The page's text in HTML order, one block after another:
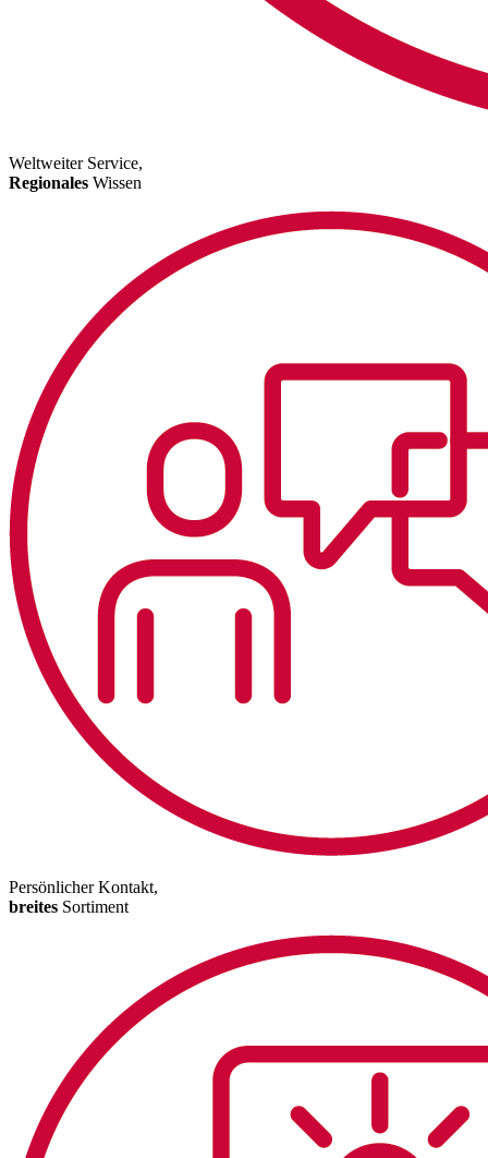
Weltweiter Service,
Regionales Wissen
Persönlicher Kontakt,
breites Sortiment